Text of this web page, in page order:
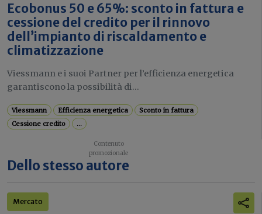
Ecobonus 50 e 65%: sconto in fattura e
cessione del credito per il rinnovo
dell’impianto di riscaldamento e
climatizzazione
Viessmann e i suoi Partner per l’efficienza energetica
garantiscono la possibilità di...
Viessmann Efficienza energetica
Sconto in fattura
Cessione credito
...
Dello stesso autore
Mercato